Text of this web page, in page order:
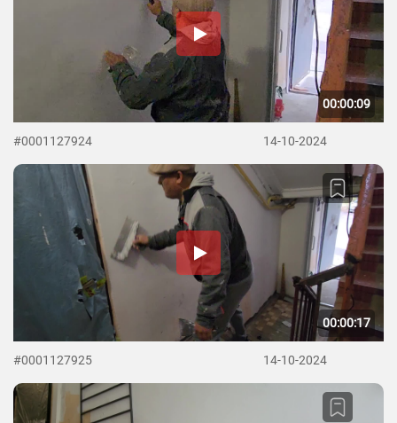
00:00:09
#0001127924 14-10-2024
00:00:17
#0001127925 14-10-2024